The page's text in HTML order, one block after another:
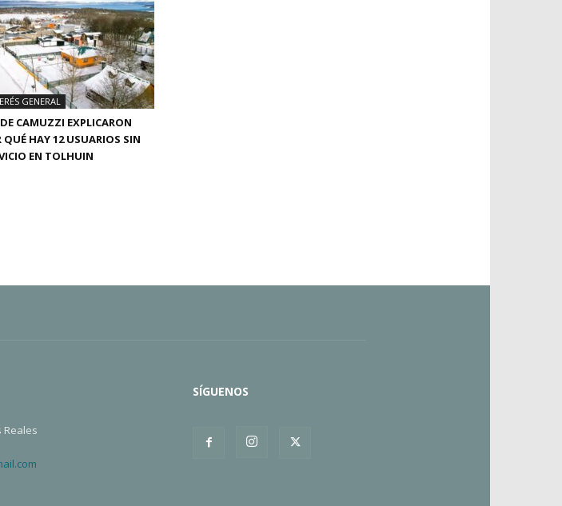
GENERAL
CAMUZZI EXPLICARON
QUÉ HAY 12 USUARIOS SIN
EN TOLHUIN
Reales
SÍGUENOS